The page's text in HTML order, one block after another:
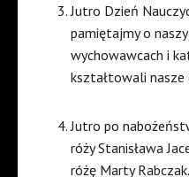
Jutro Dzień
pamiętajmy o
wychowawcach i
kształtowali nasze
Jutro po
róży Stanisława
różę Marty Rabczak.